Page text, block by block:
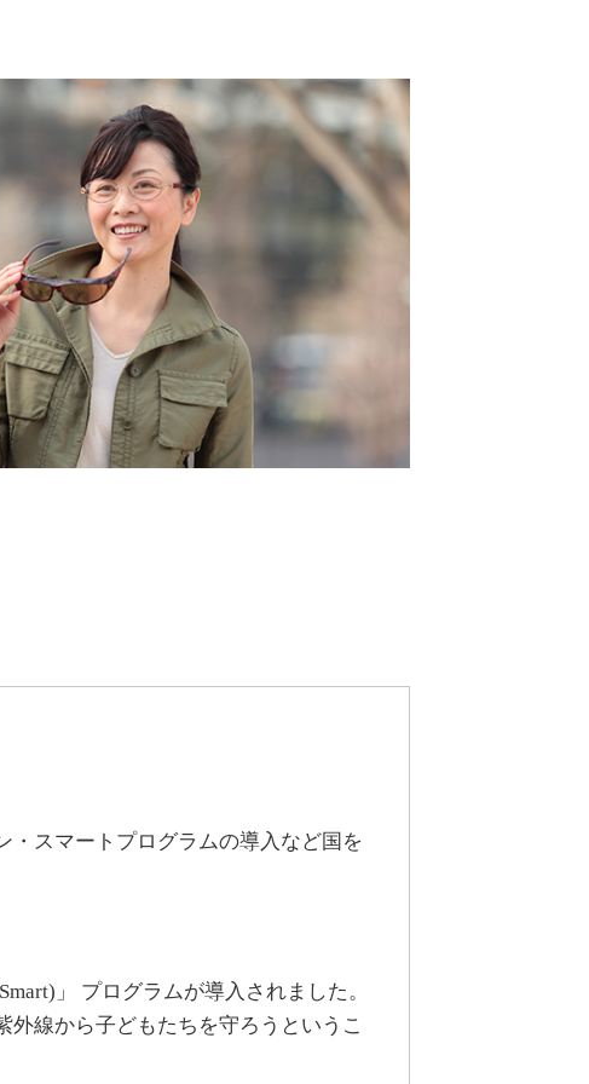
・スマートプログラムの導入など国を
」 プログラムが導入されました。
線から子どもたちを守ろうというこ